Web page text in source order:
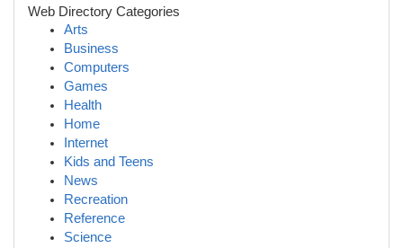
Web Directory Categories
Arts
Business
Computers
Games
Health
Home
Internet
Kids and Teens
News
Recreation
Reference
Science